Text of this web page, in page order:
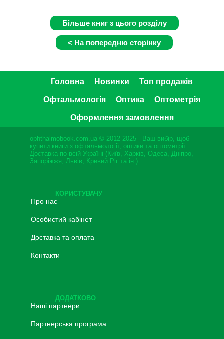
Головна Новинки Топ продажів
Офтальмологія Оптика Оптометрія
Оформлення замовлення
ophthalmobook.com.ua © 2012-2025 - Ваш вибір, щоб
купити книги з офтальмології, оптики та оптометрії.
Доставка по всій Україні (Київ, Харків, Одеса, Дніпро,
Запоріжжя, Львів, Кривий Ріг та ін.)
КОРИСТУВАЧУ
Про нас
Особистий кабінет
Доставка та оплата
Контакти
ДОДАТКОВО
Наші партнери
Партнерська програма